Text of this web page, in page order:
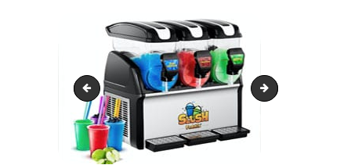
Défi-sportif-accueil-001 (4) Tentes